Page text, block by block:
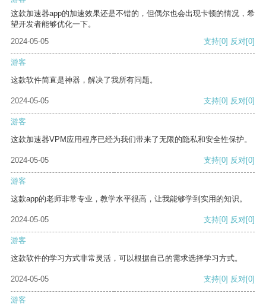
这款加速器app的加速效果还是不错的，但偶尔也会出现卡顿的情况，希
望开发者能够优化一下。
2024-05-05
支持[0] 反对[0]
游客
这款软件简直是神器，解决了我所有问题。
2024-05-05 支持[0] 反对[0]
游客
这款加速器VPM应用程序已经为我们带来了无限的隐私和安全性保护。
2024-05-05 支持[0] 反对[0]
游客
这款app的老师非常专业，教学水平很高，让我能够学到实用的知识。
2024-05-05 支持[0] 反对[0]
游客
这款软件的学习方式非常灵活，可以根据自己的需求选择学习方式。
2024-05-05 支持[0] 反对[0]
游客